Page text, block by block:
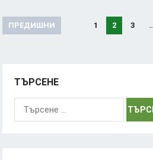
Разделяне
на
страници
ПРЕДИШНИ 1 2 3
ТЪРСЕНЕ
Търсене